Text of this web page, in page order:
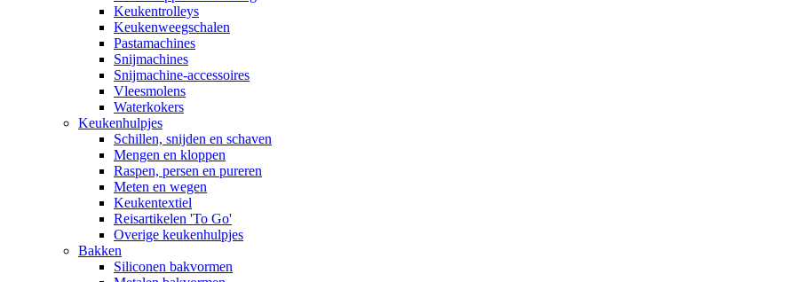
Keukentrolleys
Keukenweegschalen
Pastamachines
Snijmachines
Snijmachine-accessoires
Vleesmolens
Waterkokers
Keukenhulpjes
Schillen, snijden en schaven
Mengen en kloppen
Raspen, persen en pureren
Meten en wegen
Keukentextiel
Reisartikelen 'To Go'
Overige keukenhulpjes
Bakken
Siliconen bakvormen